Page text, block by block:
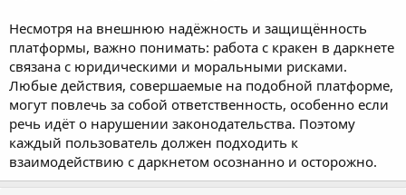
Несмотря на внешнюю надёжность и защищённость
платформы, важно понимать: работа с кракен в даркнете
связана с юридическими и моральными рисками.
Любые действия, совершаемые на подобной платформе,
могут повлечь за собой ответственность, особенно если
речь идёт о нарушении законодательства. Поэтому
каждый пользователь должен подходить к
взаимодействию с даркнетом осознанно и осторожно.